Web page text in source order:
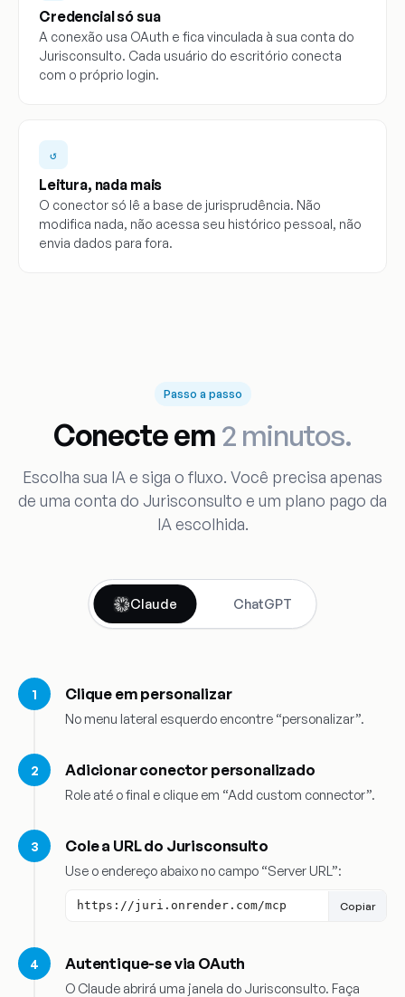
Credencial só sua
A conexão usa OAuth e fica vinculada à sua conta do
Jurisconsulto. Cada usuário do escritório conecta
com o próprio login.
↺
Leitura, nada mais
O conector só lê a base de jurisprudência. Não
modifica nada, não acessa seu histórico pessoal, não
envia dados para fora.
Passo a passo
Conecte em 2 minutos.
Escolha sua IA e siga o fluxo. Você precisa apenas
de uma conta do Jurisconsulto e um plano pago da
IA escolhida.
Claude ChatGPT
Clique em personalizar
No menu lateral esquerdo encontre “personalizar”.
Adicionar conector personalizado
Role até o final e clique em “Add custom connector”.
Cole a URL do Jurisconsulto
Use o endereço abaixo no campo “Server URL”:
https://juri.onrender.com/mcp Copiar
Autentique-se via OAuth
O Claude abrirá uma janela do Jurisconsulto. Faça